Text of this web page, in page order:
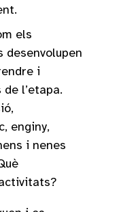
els
desenvolupen
i
l’etapa.
enginy,
i nenes